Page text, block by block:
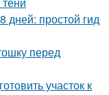
дней: простой гид
перед
участок к